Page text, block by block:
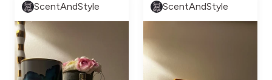
ScentAndStyle ScentAndStyle